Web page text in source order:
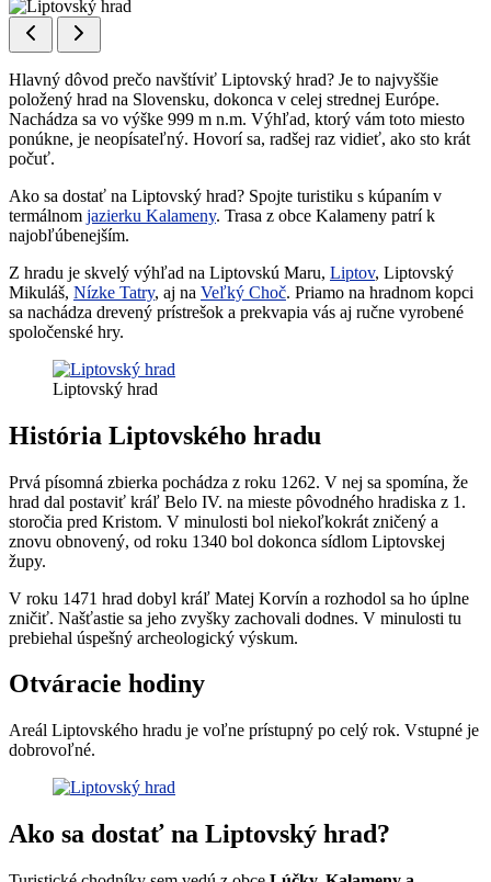
Hlavný dôvod prečo navštíviť Liptovský hrad? Je to najvyššie
položený hrad na Slovensku, dokonca v celej strednej Európe.
Nachádza sa vo výške 999 m n.m. Výhľad, ktorý vám toto miesto
ponúkne, je neopísateľný. Hovorí sa, radšej raz vidieť, ako sto krát
počuť.
Ako sa dostať na Liptovský hrad? Spojte turistiku s kúpaním v
termálnom jazierku Kalameny. Trasa z obce Kalameny patrí k
najobľúbenejším.
Z hradu je skvelý výhľad na Liptovskú Maru, Liptov, Liptovský
Mikuláš, Nízke Tatry, aj na Veľký Choč. Priamo na hradnom kopci
sa nachádza drevený prístrešok a prekvapia vás aj ručne vyrobené
spoločenské hry.
Liptovský hrad
História Liptovského hradu
Prvá písomná zbierka pochádza z roku 1262. V nej sa spomína, že
hrad dal postaviť kráľ Belo IV. na mieste pôvodného hradiska z 1.
storočia pred Kristom. V minulosti bol niekoľkokrát zničený a
znovu obnovený, od roku 1340 bol dokonca sídlom Liptovskej
župy.
V roku 1471 hrad dobyl kráľ Matej Korvín a rozhodol sa ho úplne
zničiť. Našťastie sa jeho zvyšky zachovali dodnes. V minulosti tu
prebiehal úspešný archeologický výskum.
Otváracie hodiny
Areál Liptovského hradu je voľne prístupný po celý rok. Vstupné je
dobrovoľné.
Ako sa dostať na Liptovský hrad?